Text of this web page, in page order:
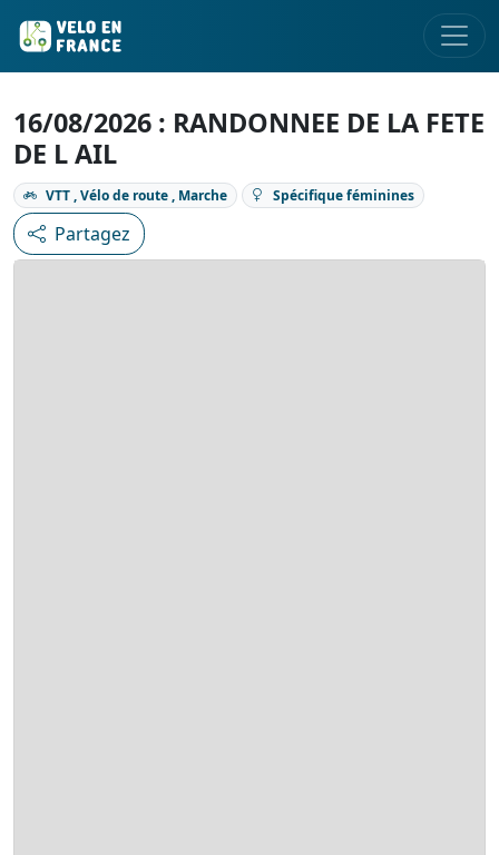
16/08/2026 : RANDONNEE DE LA FETE
DE L AIL
VTT , Vélo de route , Marche Spécifique féminines
Partagez